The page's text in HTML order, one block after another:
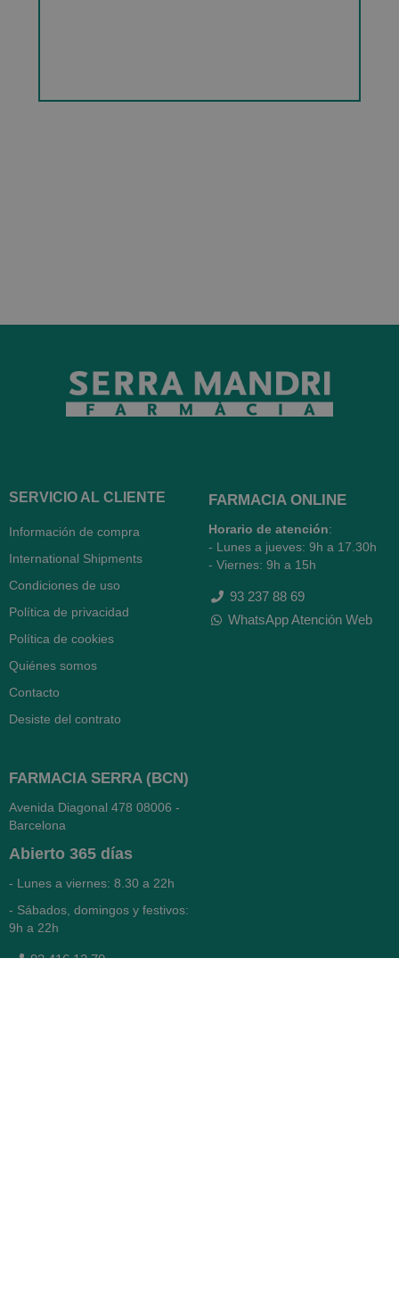
SERVICIO AL CLIENTE
Información de compra
International Shipments
Condiciones de uso
Política de privacidad
Política de cookies
Quiénes somos
Contacto
Desiste del contrato
FARMACIA ONLINE
Horario de atención:
- Lunes a jueves: 9h a 17.30h
- Viernes: 9h a 15h
93 237 88 69
WhatsApp Atención Web
FARMACIA SERRA (BCN)
Avenida Diagonal 478 08006 -
Barcelona
Abierto 365 días
- Lunes a viernes: 8.30 a 22h
- Sábados, domingos y festivos:
9h a 22h
93 416 12 70